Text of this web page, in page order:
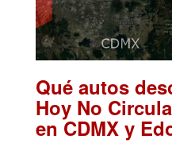
Qué autos
Hoy No
en CDMX y